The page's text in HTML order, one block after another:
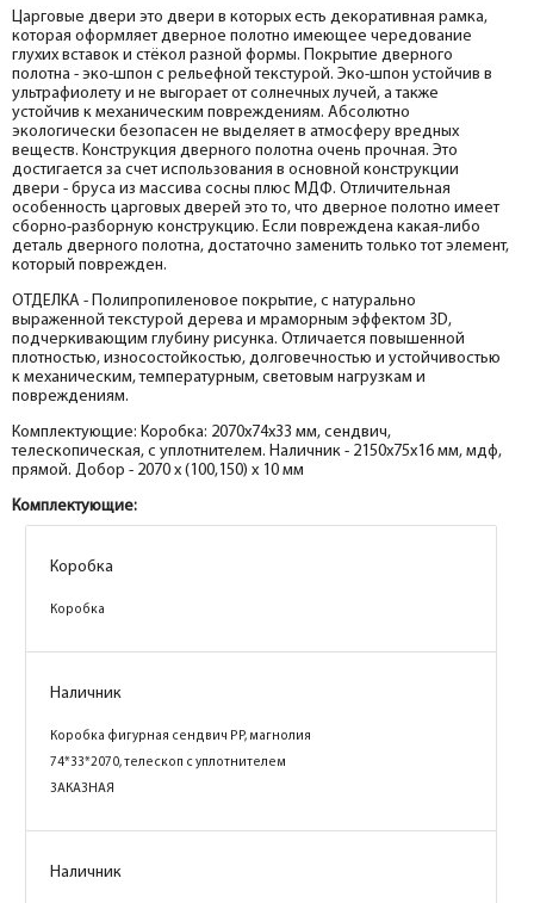
Царговые двери это двери в которых есть декоративная рамка,
которая оформляет дверное полотно имеющее чередование
глухих вставок и стёкол разной формы. Покрытие дверного
полотна - эко-шпон с рельефной текстурой. Эко-шпон устойчив в
ультрафиолету и не выгорает от солнечных лучей, а также
устойчив к механическим повреждениям. Абсолютно
экологически безопасен не выделяет в атмосферу вредных
веществ. Конструкция дверного полотна очень прочная. Это
достигается за счет использования в основной конструкции
двери - бруса из массива сосны плюс МДФ. Отличительная
особенность царговых дверей это то, что дверное полотно имеет
сборно-разборную конструкцию. Если повреждена какая-либо
деталь дверного полотна, достаточно заменить только тот элемент,
который поврежден.
ОТДЕЛКА - Полипропиленовое покрытие, с натурально
выраженной текстурой дерева и мраморным эффектом 3D,
подчеркивающим глубину рисунка. Отличается повышенной
плотностью, износостойкостью, долговечностью и устойчивостью
к механическим, температурным, световым нагрузкам и
повреждениям.
Комплектующие: Коробка: 2070х74х33 мм, сендвич,
телескопическая, с уплотнителем. Наличник - 2150х75х16 мм, мдф,
прямой. Добор - 2070 х (100,150) х 10 мм
Комплектующие:
Коробка
Коробка
Наличник
Коробка фигурная сендвич PP, магнолия
74*33*2070, телескоп с уплотнителем
ЗАКАЗНАЯ
Наличник